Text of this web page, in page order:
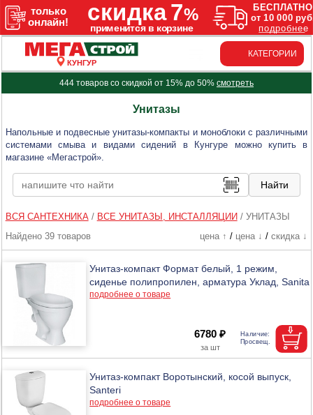
КУНГУР
КАТЕГОРИИ
444 товаров со скидкой от 15% до 50% смотреть
Унитазы
Напольные и подвесные унитазы-компакты и моноблоки с различными
системами смыва и видами сидений в Кунгуре можно купить в
магазине «Мегастрой».
ВСЯ САНТЕХНИКА/ ВСЕ УНИТАЗЫ, ИНСТАЛЛЯЦИИ / УНИТАЗЫ
Найдено 39 товаров
цена ↑ / цена ↓ / скидка ↓
Унитаз-компакт Формат белый, 1 режим,
сиденье полипропилен, арматура Уклад, Sanita
подробнее о товаре
6780 ₽
Унитаз-компакт Воротынский, косой выпуск,
Santeri
подробнее о товаре